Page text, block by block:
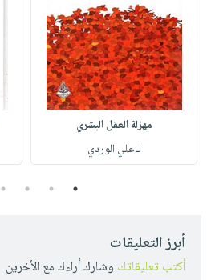
مهزلة العقل البشري
لـ علي الوردي
1
2
3
4
أبرز التعليقات
أكتب تعليقاتك وشارك أراءك مع الأخرين